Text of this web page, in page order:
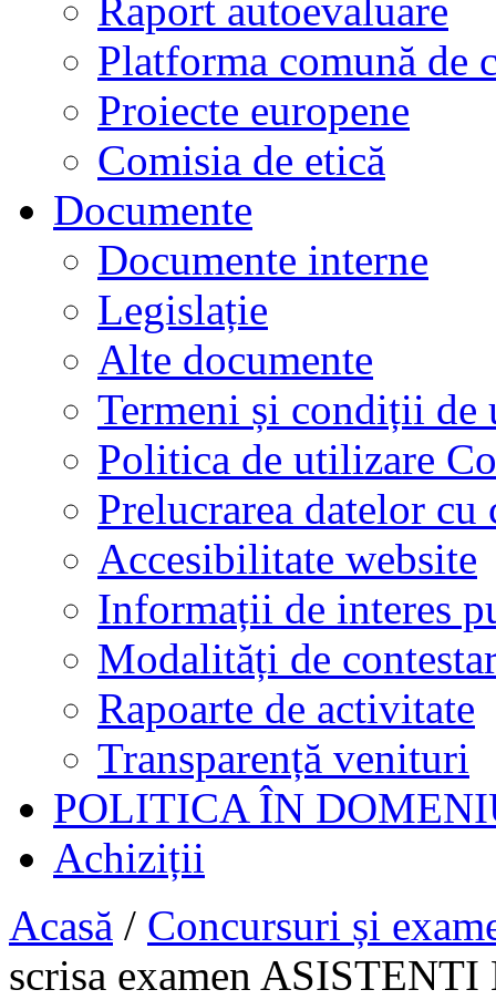
Raport autoevaluare
Platforma comună de
Proiecte europene
Comisia de etică
Documente
Documente interne
Legislație
Alte documente
Termeni și condiții de
Politica de utilizare
Prelucrarea datelor cu
Accesibilitate website
Informații de interes
Modalități de
Rapoarte de activitate
Transparență venituri
POLITICA ÎN
Achiziții
Acasă / Concursuri și
scrisa examen